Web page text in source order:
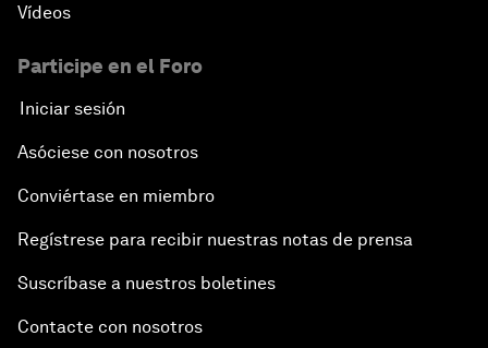
Vídeos
Participe en el Foro
Iniciar sesión
Asóciese con nosotros
Conviértase en miembro
Regístrese para recibir nuestras notas de prensa
Suscríbase a nuestros boletines
Contacte con nosotros